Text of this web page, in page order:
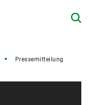
Pressemitteilung